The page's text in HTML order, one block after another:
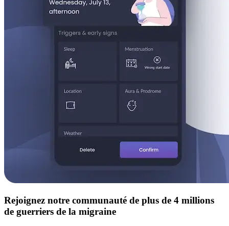
Rejoignez notre communauté de plus de 4 millions
de guerriers de la migraine